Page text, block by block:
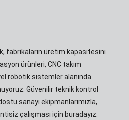
fabrikaların üretim kapasitesini
ürünleri, CNC takım
robotik sistemler alanında
Güvenilir teknik kontrol
sanayi ekipmanlarımızla,
çalışması için buradayız.